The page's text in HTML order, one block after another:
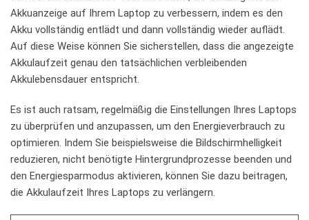
Akkuanzeige auf Ihrem Laptop zu ​verbessern, ⁢indem es den
Akku vollständig ​entlädt und dann vollständig wieder‌ auflädt.
‌Auf‍ diese Weise können‍ Sie sicherstellen,⁤ dass​ die angezeigte
⁣Akkulaufzeit genau den tatsächlichen verbleibenden⁤
Akkulebensdauer⁣ entspricht.
Es​ ist auch ratsam,⁤ regelmäßig die Einstellungen Ihres ⁤Laptops
zu überprüfen ‍und anzupassen, um ⁢den ⁢Energieverbrauch zu
⁤optimieren. Indem Sie⁣ beispielsweise die⁣ Bildschirmhelligkeit
⁢reduzieren, nicht benötigte Hintergrundprozesse⁤ beenden und‌
den Energiesparmodus ⁢aktivieren, können Sie dazu beitragen,
die Akkulaufzeit ⁢Ihres​ Laptops ⁣zu ​verlängern.